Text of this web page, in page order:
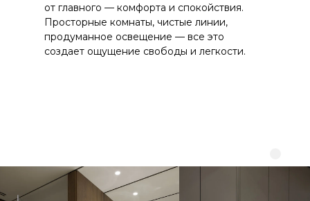
от главного — комфорта и спокойствия.
Просторные комнаты, чистые линии,
продуманное освещение — все это
создает ощущение свободы и легкости.